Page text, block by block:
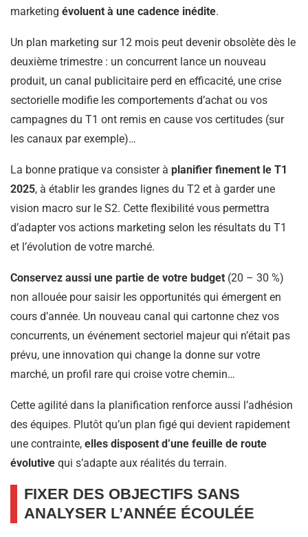
marketing évoluent à une cadence inédite.
Un plan marketing sur 12 mois peut devenir obsolète dès le
deuxième trimestre : un concurrent lance un nouveau
produit, un canal publicitaire perd en efficacité, une crise
sectorielle modifie les comportements d’achat ou vos
campagnes du T1 ont remis en cause vos certitudes (sur
les canaux par exemple)…
La bonne pratique va consister à planifier finement le T1
2025, à établir les grandes lignes du T2 et à garder une
vision macro sur le S2. Cette flexibilité vous permettra
d’adapter vos actions marketing selon les résultats du T1
et l’évolution de votre marché.
Conservez aussi une partie de votre budget (20 – 30 %)
non allouée pour saisir les opportunités qui émergent en
cours d’année. Un nouveau canal qui cartonne chez vos
concurrents, un événement sectoriel majeur qui n’était pas
prévu, une innovation qui change la donne sur votre
marché, un profil rare qui croise votre chemin…
Cette agilité dans la planification renforce aussi l’adhésion
des équipes. Plutôt qu’un plan figé qui devient rapidement
une contrainte, elles disposent d’une feuille de route
évolutive qui s’adapte aux réalités du terrain.
FIXER DES OBJECTIFS SANS
ANALYSER L’ANNÉE ÉCOULÉE